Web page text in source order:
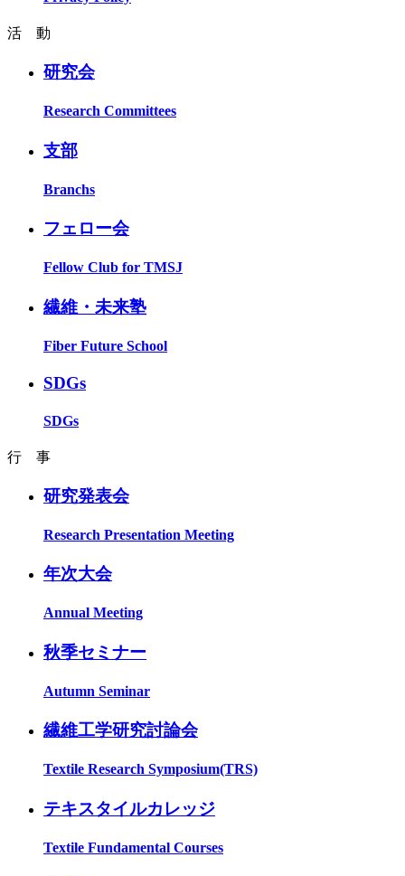
活 動
研究会
Research Committees
支部
Branchs
フェロー会
Fellow Club for TMSJ
繊維・未来塾
Fiber Future School
SDGs
SDGs
行 事
研究発表会
Research Presentation Meeting
年次大会
Annual Meeting
秋季セミナー
Autumn Seminar
繊維工学研究討論会
Textile Research Symposium(TRS)
テキスタイルカレッジ
Textile Fundamental Courses